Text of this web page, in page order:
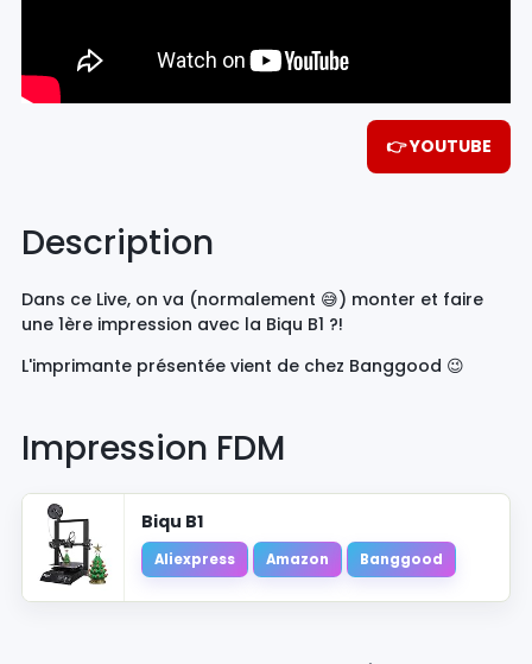
👉 YOUTUBE
Description
Dans ce Live, on va (normalement 😅) monter et faire
une 1ère impression avec la Biqu B1 ?!
L'imprimante présentée vient de chez Banggood 😉
Impression FDM
Biqu B1
Aliexpress Amazon Banggood